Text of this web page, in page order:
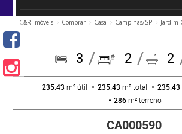
C&R Imóveis Comprar Casa Campinas/SP Jardim
3 2 2
235.43 m² útil 235.43 m² total 235.43
286m² terreno
CA000590